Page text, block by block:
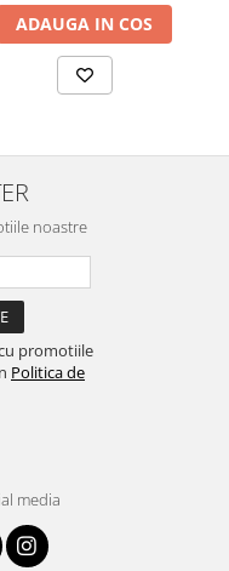
ADAUGA IN COS
noastre
promotiile
Politica de
media